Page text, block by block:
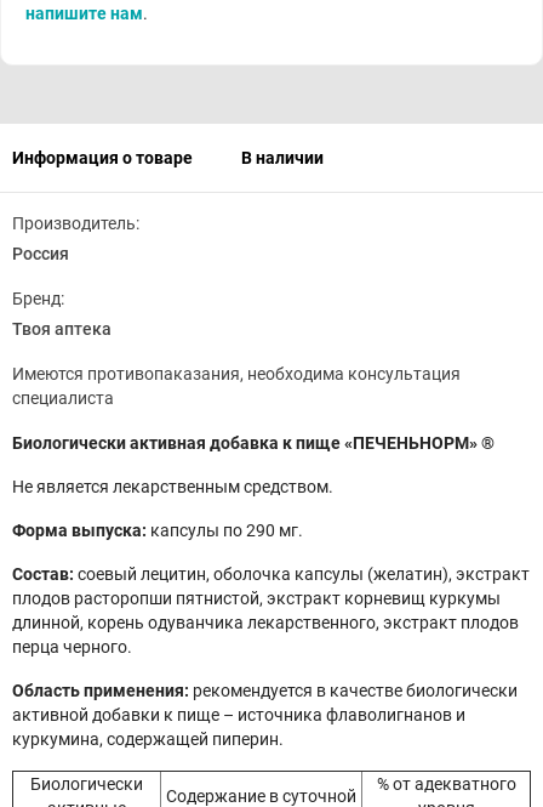
напишите нам.
Информация о товаре В наличии
Производитель:
Россия
Бренд:
Твоя аптека
Имеются противопаказания, необходима консультация
специалиста
Биологически активная добавка к пище «ПЕЧЕНЬНОРМ» ®
Не является лекарственным средством.
Форма выпуска: капсулы по 290 мг.
Состав: соевый лецитин, оболочка капсулы (желатин), экстракт
плодов расторопши пятнистой, экстракт корневищ куркумы
длинной, корень одуванчика лекарственного, экстракт плодов
перца черного.
Область применения: рекомендуется в качестве биологически
активной добавки к пище – источника флаволигнанов и
куркумина, содержащей пиперин.
Биологически
Содержание в суточной
% от адекватного